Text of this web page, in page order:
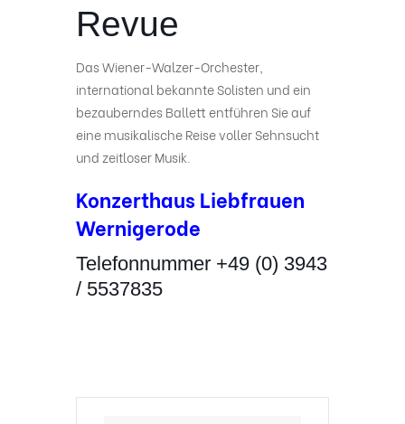
Revue
Das Wiener-Walzer-Orchester,
international bekannte Solisten und ein
bezauberndes Ballett entführen Sie auf
eine musikalische Reise voller Sehnsucht
und zeitloser Musik.
Konzerthaus Liebfrauen
Wernigerode
Telefonnummer +49 (0) 3943
/ 5537835